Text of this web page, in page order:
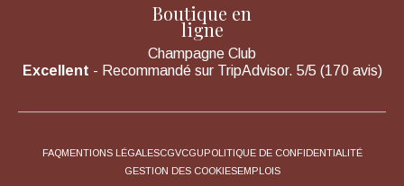
Boutique en
ligne
Champagne Club
Excellent - Recommandé sur TripAdvisor. 5/5 (170 avis)
FAQMENTIONS LÉGALESCGVCGU POLITIQUE DE CONFIDENTIALITÉ
GESTION DES COOKIESEMPLOIS